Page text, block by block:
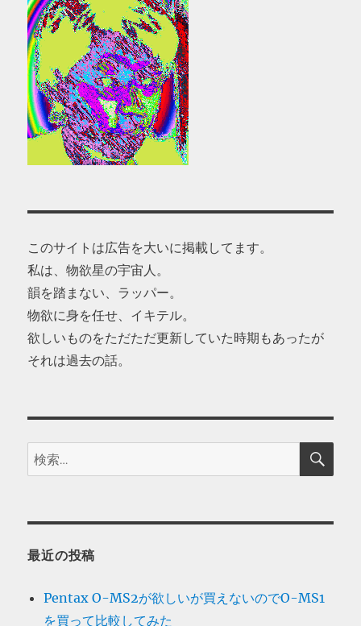
このサイトは広告を大いに掲載してます。
私は、物欲星の宇宙人。
韻を踏まない、ラッパー。
物欲に身を任せ、イキテル。
欲しいものをただただ更新していた時期もあったが
それは過去の話。
検
索:
検
最近の投稿
Pentax O-MS2が欲しいが買えないのでO-MS1
を買って比較してみた